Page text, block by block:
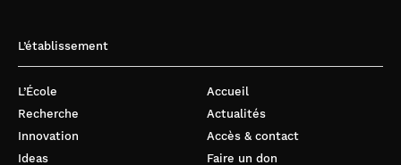
L’établissement
L’École
Recherche
Innovation
Ideas
Accueil
Actualités
Accès & contact
Faire un don